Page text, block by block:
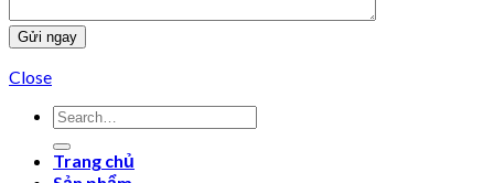
Close
Trang chủ